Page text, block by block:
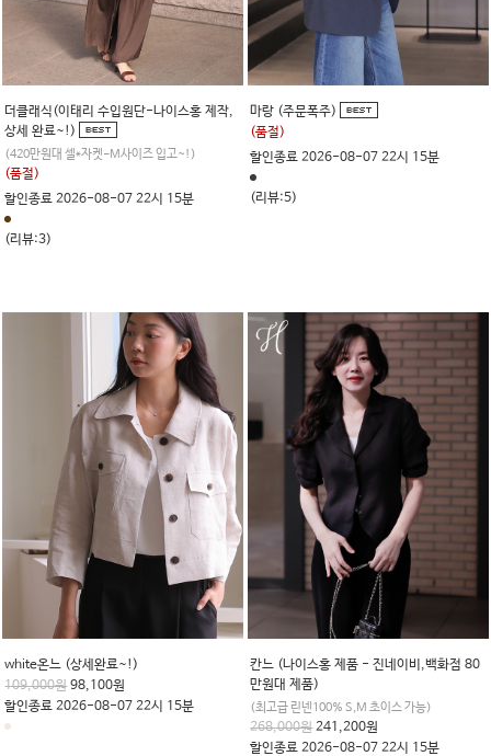
더클래식(이태리 수입원단-나이스홍 제작,
상세 완료~!)
(420만원대 셀*자켓-M사이즈 입고~!)
(품절)
할인종료 2026-08-07 22시 15분
(리뷰:3)
마랑 (주문폭주)
(품절)
할인종료 2026-08-07 22시 15분
(리뷰:5)
white온느 (상세완료~!)
109,000원 98,100원
할인종료 2026-08-07 22시 15분
칸느 (나이스홍 제품 - 진네이비,백화점 80
만원대 제품)
(최고급 린넨100% S,M 초이스 가능)
268,000원 241,200원
할인종료 2026-08-07 22시 15분